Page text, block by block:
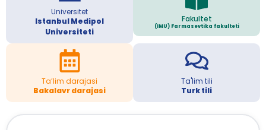
Universitet
Istanbul Medipol
Universiteti
Fakultet
(IMU) Farmasevtika fakulteti
Ta’lim darajasi
Bakalavr darajasi
Ta'lim tili
Turk tili